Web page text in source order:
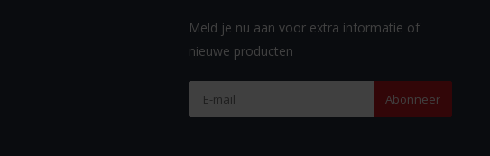
Meld je nu aan voor extra informatie of
nieuwe producten
Abonneer